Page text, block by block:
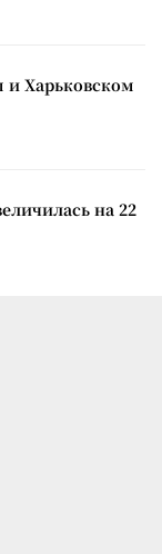
и Харьковском
на 22